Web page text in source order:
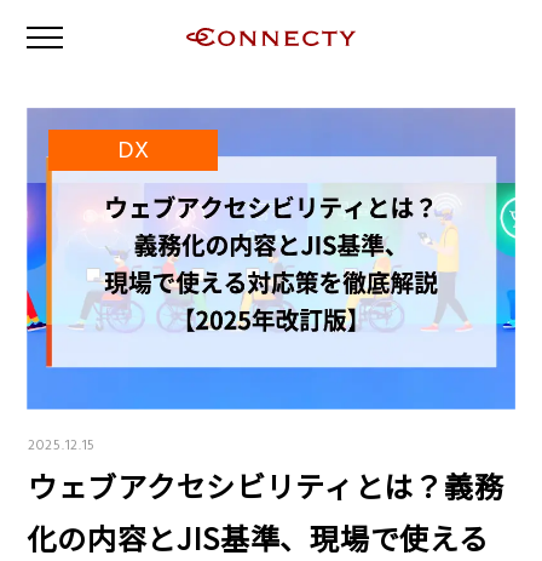
DX
2025.12.15
ウェブアクセシビリティとは？義務
化の内容とJIS基準、現場で使える